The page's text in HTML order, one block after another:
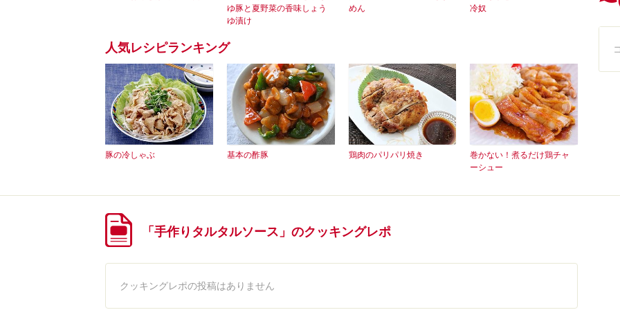
ゆ豚と夏野菜の香味しょう
ゆ漬け
めん
冷奴
人気レシピランキング
豚の冷しゃぶ 基本の酢豚 鶏肉のパリパリ焼き
巻かない！煮るだけ鶏チャ
ーシュー
「手作りタルタルソース」のクッキングレポ
クッキングレポの投稿はありません